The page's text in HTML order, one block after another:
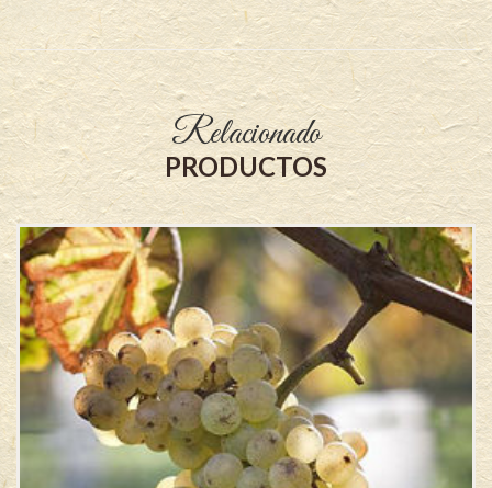
Relacionado
PRODUCTOS